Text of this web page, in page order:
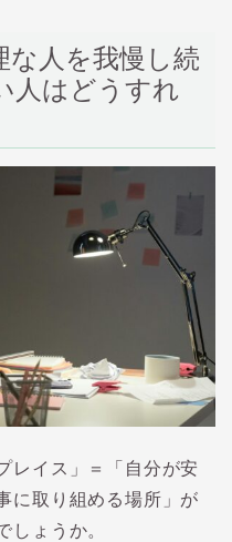
な人を我慢し続
人はどうすれ
レイス」＝「自分が安
に取り組める場所」が
しょうか。